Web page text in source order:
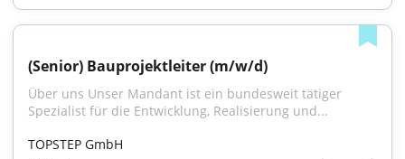
(Senior) Bauprojektleiter (m/w/d)
Über uns Unser Mandant ist ein bundesweit tätiger
Spezialist für die Entwicklung, Realisierung und...
TOPSTEP GmbH